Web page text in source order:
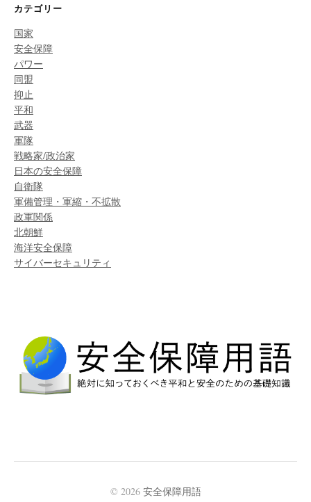
カテゴリー
国家
安全保障
パワー
同盟
抑止
平和
武器
軍隊
戦略家/政治家
日本の安全保障
自衛隊
軍備管理・軍縮・不拡散
政軍関係
北朝鮮
海洋安全保障
サイバーセキュリティ
© 2026 安全保障用語